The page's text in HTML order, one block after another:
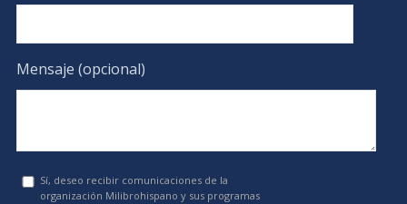
Mensaje (opcional)
Sí, deseo recibir comunicaciones de la
organización Milibrohispano y sus programas